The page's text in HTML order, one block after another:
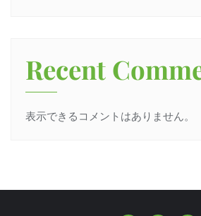
Recent
表示できるコメントはありません。